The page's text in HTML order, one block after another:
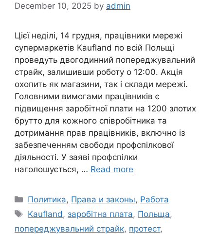
December 10, 2025 by admin
Цієї неділі, 14 грудня, працівники мережі
супермаркетів Kaufland по всій Польщі
проведуть двогодинний попереджувальний
страйк, залишивши роботу о 12:00. Акція
охопить як магазини, так і склади мережі.
Головними вимогами працівників є
підвищення заробітної плати на 1200 злотих
брутто для кожного співробітника та
дотримання прав працівників, включно із
забезпеченням свободи профспілкової
діяльності. У заяві профспілки
наголошується, … Read more
Categories
Политика, Права и законы, Работа
Tags
Kaufland , заробітна плата, Польща,
попереджувальний страйк, протест,